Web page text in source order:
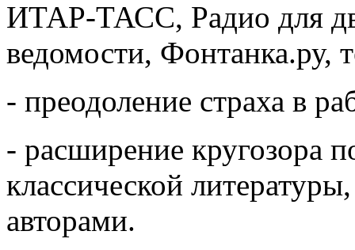
ИТАР-ТАСС, Радио для
ведомости, Фонтанка.ру,
- преодоление страха в
- расширение кругозора
классической
авторами.